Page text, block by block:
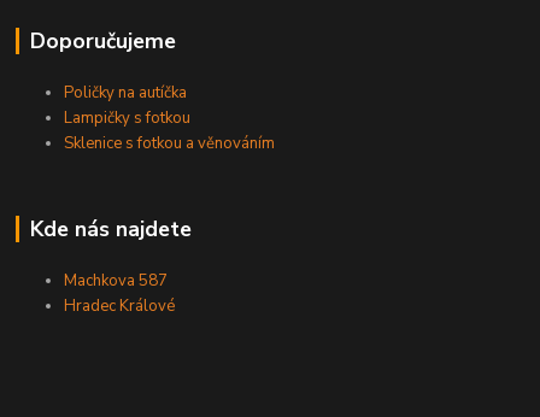
Doporučujeme
Poličky na autíčka
Lampičky s fotkou
Sklenice s fotkou a věnováním
Kde nás najdete
Machkova 587
Hradec Králové